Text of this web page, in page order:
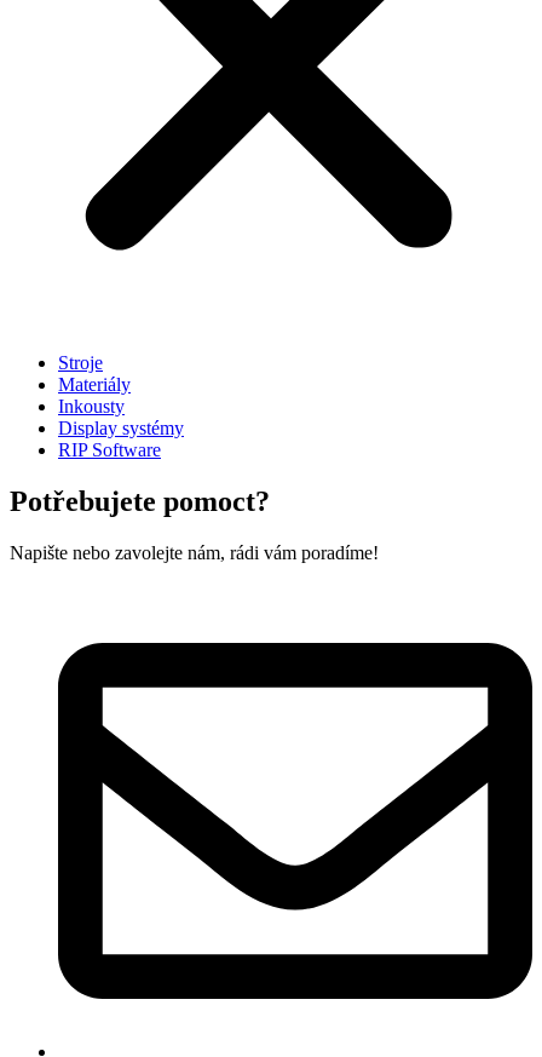
Stroje
Materiály
Inkousty
Display systémy
RIP Software
Potřebujete pomoct?
Napište nebo zavolejte nám, rádi vám poradíme!